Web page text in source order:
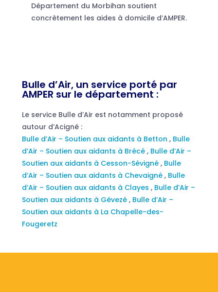
Département du Morbihan soutient
concrètement les aides à domicile d’AMPER.
Bulle d’Air, un service porté par
AMPER sur le département :
Le service Bulle d’Air est notamment proposé
autour d’Acigné :
Bulle d’Air – Soutien aux aidants à Betton , Bulle
d’Air – Soutien aux aidants à Brécé , Bulle d’Air –
Soutien aux aidants à Cesson-Sévigné , Bulle
d’Air – Soutien aux aidants à Chevaigné , Bulle
d’Air – Soutien aux aidants à Clayes , Bulle d’Air –
Soutien aux aidants à Gévezé , Bulle d’Air –
Soutien aux aidants à La Chapelle-des-
Fougeretz